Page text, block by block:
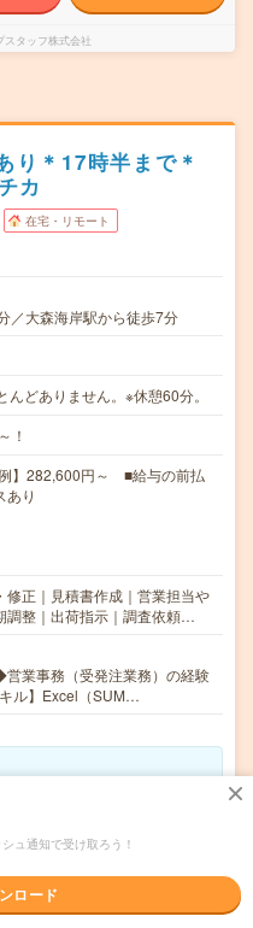
タッフ株式会社
り＊17時半まで＊
カ
在宅・リモート
／大森海岸駅から徒歩7分
どありません。※休憩60分。
！
】282,600円～ ■給与の前払
あり
修正｜見積書作成｜営業担当や
調整｜出荷指示｜調査依頼…
業事務（受発注業務）の経験
ル】Excel（SUM…
男性
ュ通知で受け取ろう！
ロード